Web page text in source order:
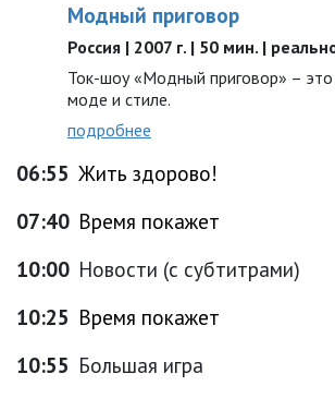
Модный приговор
Россия | 2007 г. | 50 мин. |
Ток-шоу «Модный приговор» –
моде и стиле.
подробнее
06:55 Жить здорово!
07:40 Время покажет
10:00 Новости (с субтитрами)
10:25 Время покажет
10:55 Большая игра